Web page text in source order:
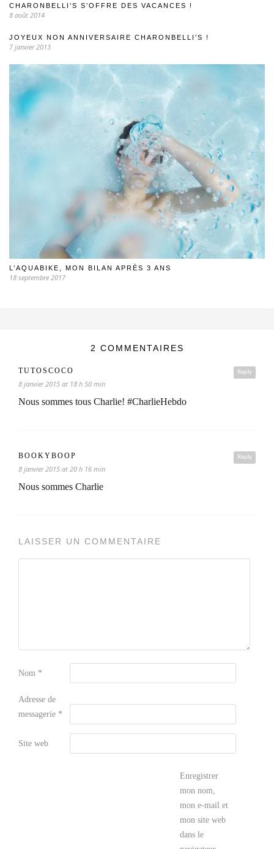
CHARONBELLI’S S’OFFRE DES VACANCES !
8 août 2014
JOYEUX NON ANNIVERSAIRE CHARONBELLI’S !
7 janvier 2013
L’AQUABIKE, MON BILAN APRÈS 3 ANS
18 septembre 2017
2 COMMENTAIRES
Reply
TUTOSCOCO
8 janvier 2015 at 18 h 50 min
Nous sommes tous Charlie! #CharlieHebdo
Reply
BOOKYBOOP
8 janvier 2015 at 20 h 16 min
Nous sommes Charlie
LAISSER UN COMMENTAIRE
Nom *
Adresse de
messagerie *
Site web
Enregistrer
mon nom,
mon e-mail et
mon site web
dans le